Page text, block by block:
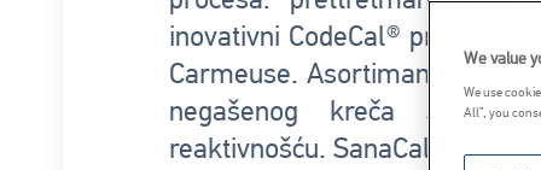
inovativni CodeCal® proces
Carmeuse. Asortiman
negašenog kreča
reaktivnošću. SanaCalco® S
We value
We use
All”, you